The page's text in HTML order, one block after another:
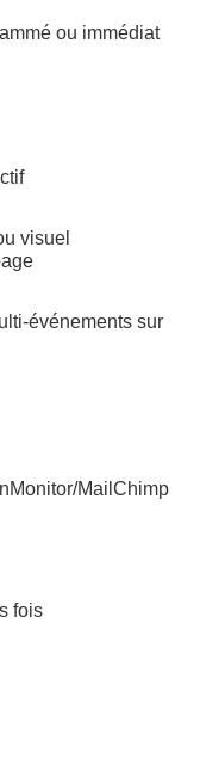
ou immédiat
visuel
événements sur
MailChimp
fois